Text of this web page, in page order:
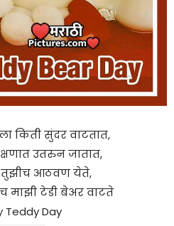
किती सुंदर वाटतात,
उतरुन जातात,
तुझीच आठवण येते,
माझी टेडी बेअर वाटते
Teddy Day